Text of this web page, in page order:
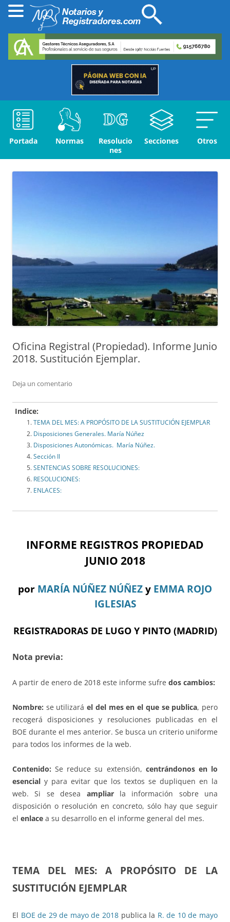
Portada Normas
Resolucio
nes
Secciones Otros
Oficina Registral (Propiedad). Informe Junio
2018. Sustitución Ejemplar.
Deja un comentario
Indice:
TEMA DEL MES: A PROPÓSITO DE LA SUSTITUCIÓN EJEMPLAR
Disposiciones Generales. María Núñez
Disposiciones Autonómicas. María Núñez.
Sección II
SENTENCIAS SOBRE RESOLUCIONES:
RESOLUCIONES:
ENLACES:
INFORME REGISTROS PROPIEDAD
JUNIO 2018
por MARÍA NÚÑEZ NÚÑEZ y EMMA ROJO
IGLESIAS
REGISTRADORAS DE LUGO Y PINTO (MADRID)
Nota previa:
A partir de enero de 2018 este informe sufre dos cambios:
Nombre: se utilizaráel del mes en el que se publica, pero
recogerá disposiciones y resoluciones publicadas en el
BOE durante el mes anterior. Se busca un criterio uniforme
para todos los informes de la web.
Contenido: Se reduce su extensión, centrándonos en lo
esencial y para evitar que los textos se dupliquen en la
web. Si se desea ampliarla información sobre una
disposición o resolución en concreto, sólo hay que seguir
el enlace a su desarrollo en el informe general del mes.
TEMA DEL MES: A PROPÓSITO DE LA
SUSTITUCIÓN EJEMPLAR
El BOE de 29 de mayo de 2018 publica la R. de 10 de mayo